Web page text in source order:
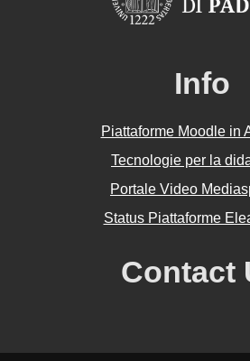
Info
Piattaforme Moodle in
Tecnologie per la
Portale Video
Status Piattaforme
Contact